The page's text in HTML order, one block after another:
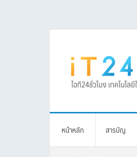
หน้าหลัก สารบัญ